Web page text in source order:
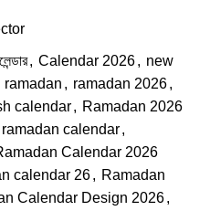
, Calendar 2026, new
ramadan , ramadan 2026,
calendar, Ramadan 2026
ramadan calendar,
Calendar 2026
calendar 26, Ramadan
Calendar Design 2026,